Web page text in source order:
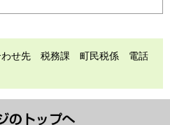
わせ先 税務課 町民税係 電話